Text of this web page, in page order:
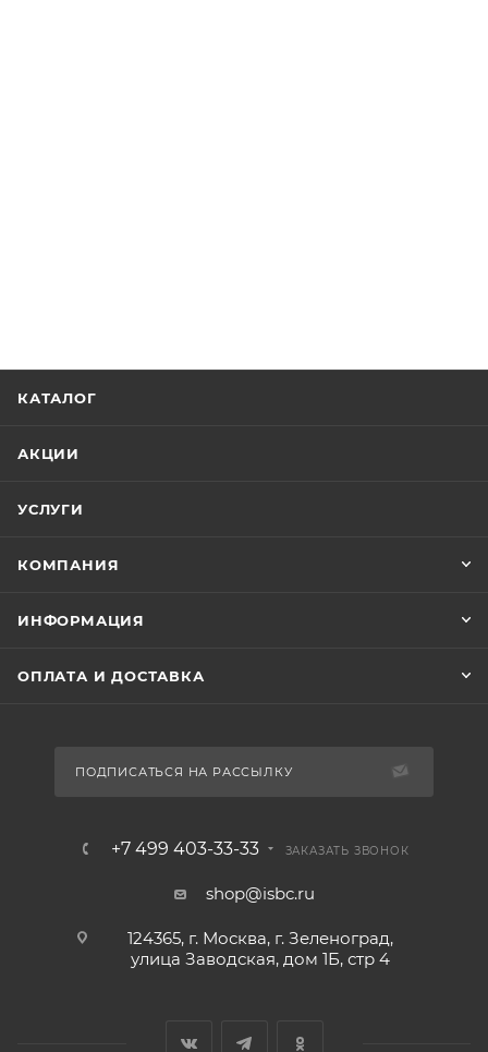
КАТАЛОГ
АКЦИИ
УСЛУГИ
КОМПАНИЯ
ИНФОРМАЦИЯ
ОПЛАТА И ДОСТАВКА
ПОДПИСАТЬСЯ НА РАССЫЛКУ
+7 499 403-33-33 ЗАКАЗАТЬ ЗВОНОК
shop@isbc.ru
124365, г. Москва, г. Зеленоград,
улица Заводская, дом 1Б, стр 4